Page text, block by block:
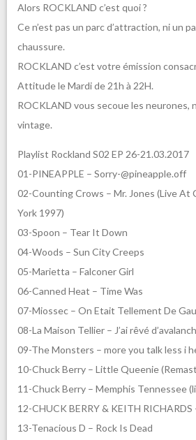
Alors ROCKLAND c’est quoi ?
Ce n’est pas un parc d’attraction, ni un
chaussure.
ROCKLAND c’est votre émission
Attitude le Mardi de 21h à 22H.
ROCKLAND vous secoue les neurones,
vintage.
Playlist Rockland S02 EP 26-21.03.2017
01-PINEAPPLE – Sorry-@pineapple.off
02-Counting Crows – Mr. Jones (Live At
York 1997)
03-Spoon – Tear It Down
04-Woods – Sun City Creeps
05-Marietta – Falconer Girl
06-Canned Heat – Time Was
07-Miossec – On Etait Tellement De
08-La Maison Tellier – J’ai rêvé
09-The Monsters – more you talk less i
10-Chuck Berry – Little Queenie
11-Chuck Berry – Memphis Tennessee
12-CHUCK BERRY & KEITH RICHARDS
13-Tenacious D – Rock Is Dead